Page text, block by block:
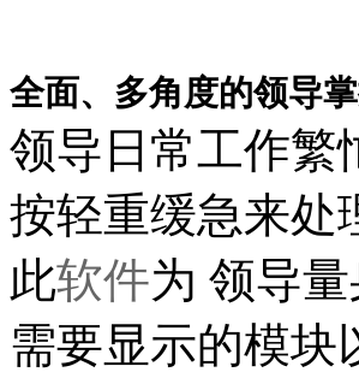
全面、多角度的领导
领导日常工作繁
按轻重缓急来处
此软件为 领导
需要显示的模块